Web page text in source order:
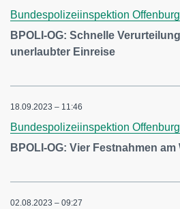
Bundespolizeiinspektion Offenburg
BPOLI-OG: Schnelle
unerlaubter Einreise
18.09.2023 – 11:46
Bundespolizeiinspektion Offenburg
BPOLI-OG: Vier Festnahmen
02.08.2023 – 09:27